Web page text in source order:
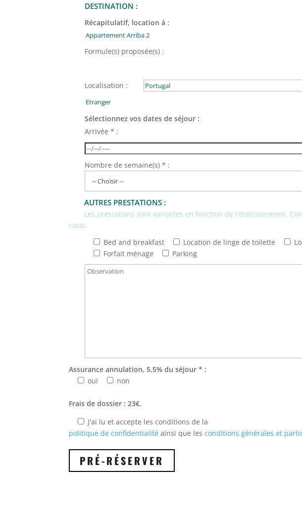
DESTINATION :
Récapitulatif, location à :
Formule(s) proposée(s) :
Localisation :
Sélectionnez vos dates de séjour :
Arrivée * :
Nombre de semaine(s) * :
AUTRES PRESTATIONS :
Les prestations sont variables en fonction de l'établissement.
nous.
Bed and breakfast
Location de linge de toilette
Forfait ménage
Parking
Assurance annulation, 5,5% du séjour * :
oui
non
Frais de dossier : 23€.
J'ai lu et accepte les conditions de la
politique de confidentialité ainsi que lesconditions générales et